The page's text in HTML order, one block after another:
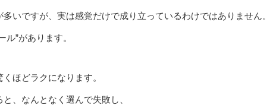
いですが、実は感覚だけで成り立っているわけではありません。
”があります。
ほどラクになります。
、なんとなく選んで失敗し、